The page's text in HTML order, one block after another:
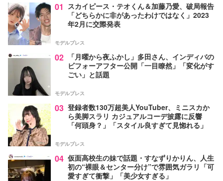
01
スカイピース・テオくん＆加藤乃愛、破局報告
「どちらかに非があったわけではなく」2023
年2月に交際発表
モデルプレス
02
「月曜から夜ふかし」多田さん、インディバの
ビフォーアフター公開「一目瞭然」「変化がす
ごい」と話題
モデルプレス
03 登録者数130万超美人YouTuber、ミニスカか
ら美脚スラリ カジュアルコーデ披露に反響
「何頭身？」「スタイル良すぎて見惚れる」
モデルプレス
04 仮面高校生の妹で話題・すなずりかりん、人生
初の“裸眼＆センター分け”で雰囲気ガラリ「可
愛すぎて衝撃」「美少女すぎる」